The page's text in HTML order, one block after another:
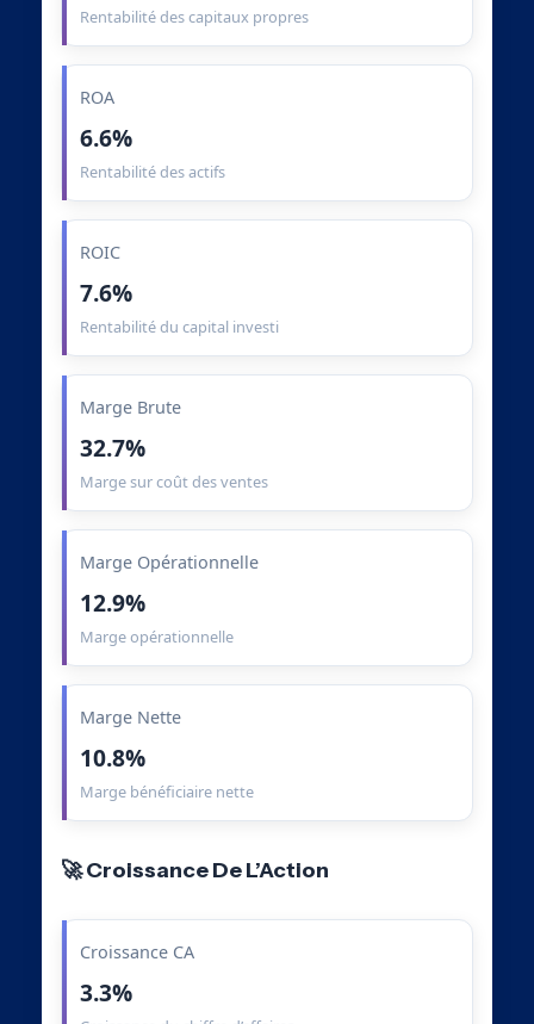
Rentabilité des capitaux propres
ROA
6.6%
Rentabilité des actifs
ROIC
7.6%
Rentabilité du capital investi
Marge Brute
32.7%
Marge sur coût des ventes
Marge Opérationnelle
12.9%
Marge opérationnelle
Marge Nette
10.8%
Marge bénéficiaire nette
🚀 Croissance De L’Action
Croissance CA
3.3%